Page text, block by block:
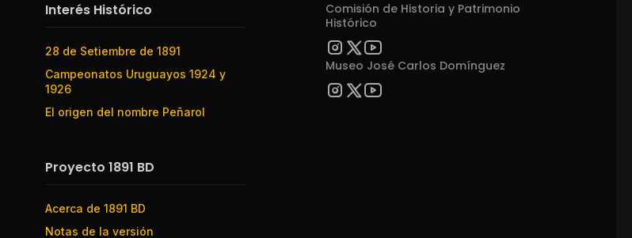
Interés Histórico
28 de Setiembre de 1891
Campeonatos Uruguayos 1924 y
1926
El origen del nombre Peñarol
Proyecto 1891 BD
Acerca de 1891 BD
Notas de la versión
Comisión de Historia y Patrimonio
Histórico
Museo José Carlos Domínguez